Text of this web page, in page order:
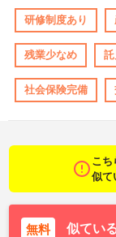
研修制度あり
残業少なめ
社会保険完備
こち
似て
無料 似てい